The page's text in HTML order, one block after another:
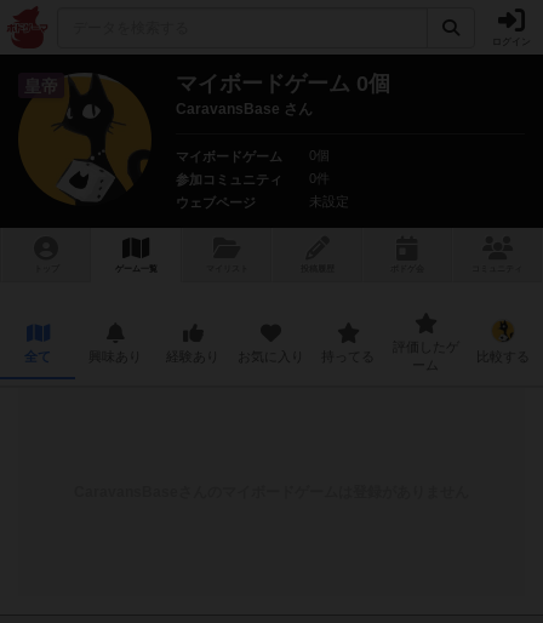
皇帝 マイボードゲーム 0個
CaravansBase さん
マイボードゲーム
0個
参加コミュニティ
0件
ウェブページ
未設定
ゲーム一覧
全て